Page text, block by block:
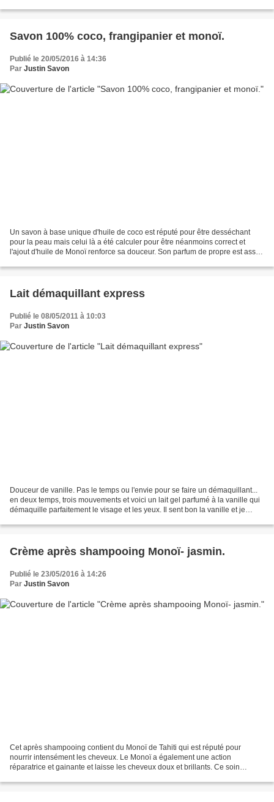
Savon 100% coco, frangipanier et monoï.
Publié le 20/05/2016 à 14:36
Par Justin Savon
Un savon à base unique d'huile de coco est réputé pour être desséchant
pour la peau mais celui là a été calculer pour être néanmoins correct et
l'ajout d'huile de Monoï renforce sa douceur. Son parfum de propre est assez
Lait démaquillant express
Publié le 08/05/2011 à 10:03
Par Justin Savon
Douceur de vanille. Pas le temps ou l'envie pour se faire un démaquillant...
en deux temps, trois mouvements et voici un lait gel parfumé à la vanille qui
démaquille parfaitement le visage et les yeux. Il sent bon la vanille et je
Crème après shampooing Monoï- jasmin.
Publié le 23/05/2016 à 14:26
Par Justin Savon
Cet après shampooing contient du Monoï de Tahiti qui est réputé pour
nourrir intensément les cheveux. Le Monoï a également une action
réparatrice et gainante et laisse les cheveux doux et brillants. Ce soin